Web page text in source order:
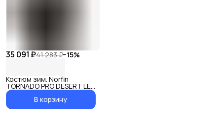
35 091 ₽41 283 ₽−15%
Костюм зим. Norfin
TORNADO PRO DESERT LE
01 р.S
В корзину